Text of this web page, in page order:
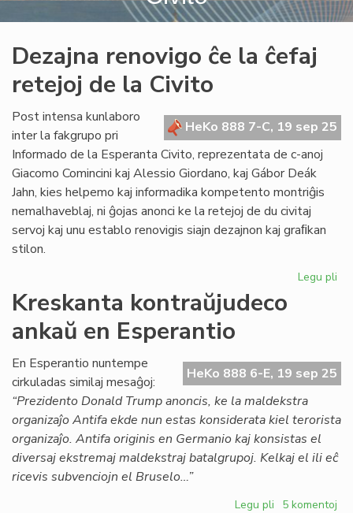
Dezajna renovigo ĉe la ĉefaj
retejoj de la Civito
HeKo 888 7-C, 19 sep 25
Post intensa kunlaboro
inter la fakgrupo pri
Informado de la Esperanta Civito, reprezentata de c-anoj
Giacomo Comincini kaj Alessio Giordano, kaj Gábor Deák
Jahn, kies helpemo kaj informadika kompetento montriĝis
nemalhaveblaj, ni ĝojas anonci ke la retejoj de du civitaj
servoj kaj unu establo renovigis siajn dezajnon kaj graﬁkan
stilon.
Legu pli
Kreskanta kontraŭjudeco
ankaŭ en Esperantio
HeKo 888 6-E, 19 sep 25
En Esperantio nuntempe
cirkuladas similaj mesaĝoj:
“Prezidento Donald Trump anoncis, ke la maldekstra
organizaĵo Antifa ekde nun estas konsiderata kiel terorista
organizaĵo. Antifa originis en Germanio kaj konsistas el
diversaj ekstremaj maldekstraj batalgrupoj. Kelkaj el ili eĉ
ricevis subvenciojn el Bruselo…”
Legu pli pri5 komentoj